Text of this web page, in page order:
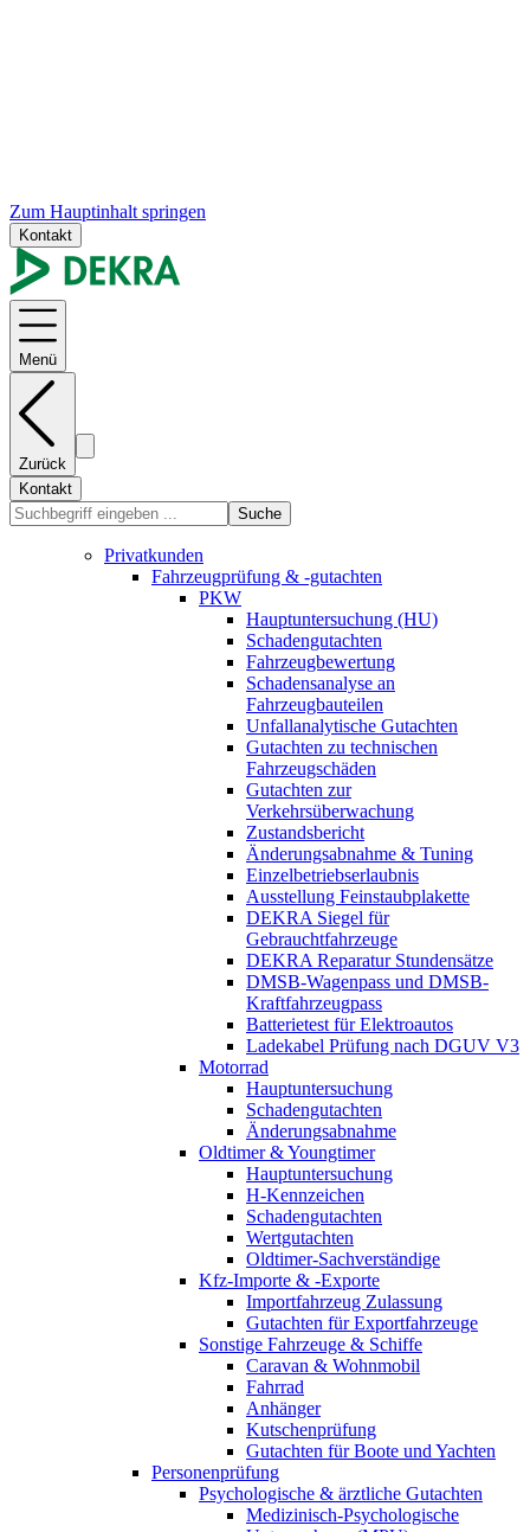
Zum Hauptinhalt springen
Kontakt
Menü
Zurück
Kontakt
Suche
Privatkunden
Fahrzeugprüfung & -gutachten
PKW
Hauptuntersuchung (HU)
Schadengutachten
Fahrzeugbewertung
Schadensanalyse an
Fahrzeugbauteilen
Unfallanalytische Gutachten
Gutachten zu technischen
Fahrzeugschäden
Gutachten zur
Verkehrsüberwachung
Zustandsbericht
Änderungsabnahme & Tuning
Einzelbetriebserlaubnis
Ausstellung Feinstaubplakette
DEKRA Siegel für
Gebrauchtfahrzeuge
DEKRA Reparatur Stundensätze
DMSB-Wagenpass und DMSB-
Kraftfahrzeugpass
Batterietest für Elektroautos
Ladekabel Prüfung nach DGUV V3
Motorrad
Hauptuntersuchung
Schadengutachten
Änderungsabnahme
Oldtimer & Youngtimer
Hauptuntersuchung
H-Kennzeichen
Schadengutachten
Wertgutachten
Oldtimer-Sachverständige
Kfz-Importe & -Exporte
Importfahrzeug Zulassung
Gutachten für Exportfahrzeuge
Sonstige Fahrzeuge & Schiffe
Caravan & Wohnmobil
Fahrrad
Anhänger
Kutschenprüfung
Gutachten für Boote und Yachten
Personenprüfung
Psychologische & ärztliche Gutachten
Medizinisch-Psychologische